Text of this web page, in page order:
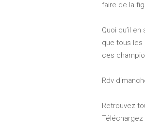
faire de la
Quoi qu’il
que tous
ces
Rdv
Retrouvez
Téléchargez